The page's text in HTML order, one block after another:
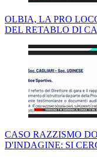
OLBIA, LA PRO
DEL RETABLO DI
CASO RAZZISMO
D'INDAGINE: SI